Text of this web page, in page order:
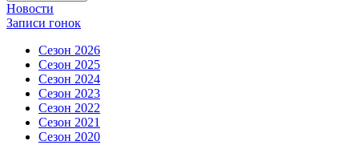
Новости
Записи гонок
Сезон 2026
Сезон 2025
Сезон 2024
Сезон 2023
Сезон 2022
Сезон 2021
Сезон 2020